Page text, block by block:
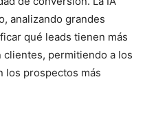
analizando grandes
qué leads tienen más
permitiendo a los
los prospectos más